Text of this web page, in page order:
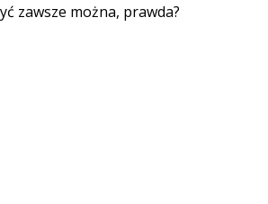
zawsze można, prawda?